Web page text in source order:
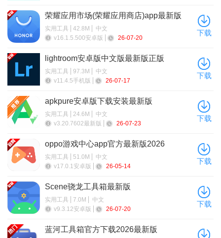
也能轻松体验AI绘画。
小编推荐同类软件
软件名称 推荐星级 功能优势
★★★★
★
Stable Diffusion
★★★★
开源图像生成，自由定制
DALL-E 3
★★★★
★
Adobe Firefly
★★★★
☆
创意设计AI图像工具
Leonardo AI
☆
AI艺术创作，特效丰富
荣耀应用市场(荣耀应用商店)app最新版
2026
实用工具 42.8M
中文
v16.1.5.500安卓版
26-07-20
下载
lightroom安卓版中文版最新版正版
实用工具 97.3M
中文
v11.4.5手机版
26-07-17
下载
apkpure安卓版下载安装最新版
实用工具 24.6M
中文
v3.20.7602最新版
26-07-23
下载
oppo游戏中心app官方最新版2026
实用工具 51.0M
中文
v17.0.1安卓版
26-05-14
下载
Scene骁龙工具箱最新版
实用工具 7.0M
中文
v9.3.12安卓版
26-07-20
下载
蓝河工具箱官方下载2026最新版